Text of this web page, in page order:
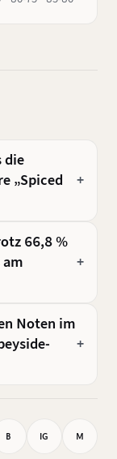
die
„Spiced
66,8 %
am
Noten im
B IG M